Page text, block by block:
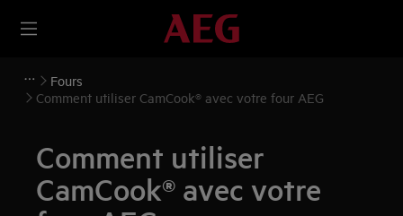
Fours
Comment utiliser CamCook® avec votre four AEG
Comment utiliser
CamCook® avec votre